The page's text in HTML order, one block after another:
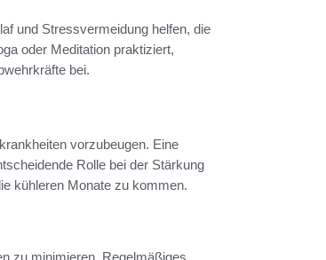
und Stressvermeidung helfen, die
oder Meditation praktiziert,
bei.
vorzubeugen. Eine
Rolle bei der Stärkung
kühleren Monate zu kommen.
zu minimieren. Regelmäßiges